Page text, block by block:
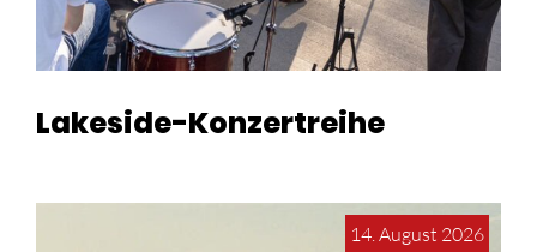
Lakeside-Konzertreihe
14. August 2026